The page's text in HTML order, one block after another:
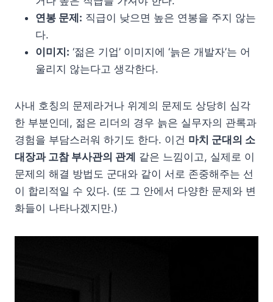
연봉 문제: 직급이 낮으면 높은 연봉을 주지 않는
다.
이미지: ‘젊은 기업’ 이미지에 ‘늙은 개발자’는 어
울리지 않는다고 생각한다.
사내 호칭의 문제라거나 위계의 문제도 상당히 심각
한 부분인데, 젊은 리더의 경우 늙은 실무자의 관록과
경험을 부담스러워 하기도 한다. 이건 마치 군대의 소
대장과 고참 부사관의 관계 같은 느낌이고, 실제로 이
문제의 해결 방법도 군대와 같이 서로 존중해주는 선
이 합리적일 수 있다. (또 그 안에서 다양한 문제와 변
화들이 나타나겠지만.)